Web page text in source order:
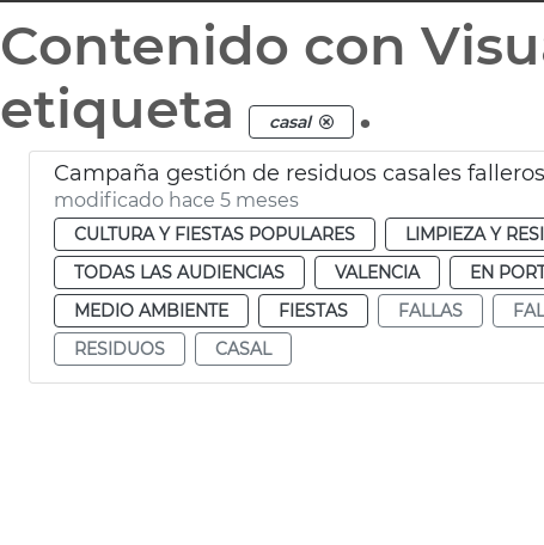
Contenido con
etiqueta
casal .
Campaña gestión de residuos casales
modificado hace 5 meses
CULTURA Y FIESTAS POPULARES LIMPIEZA Y
TODAS LAS AUDIENCIAS
VALENCIA EN
MEDIO AMBIENTE
FIESTAS FALLAS
RESIDUOS
CASAL